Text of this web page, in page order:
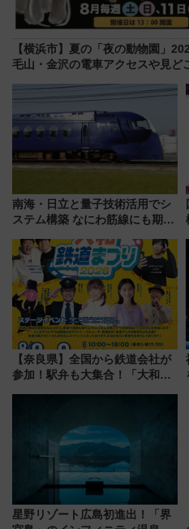
【横浜市】夏の「夜の動物園」
毛山・金沢の電車アクセスや見ど
南海・日立と量子技術活用でシ
ステム構築 なにわ筋線にも期待
【奈良県】全国から鉄道会社が
参加！駅弁も大集合！「大和鉄
星野リゾート広島初進出！「界